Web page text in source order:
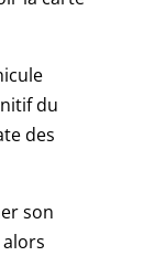
du
des
son
alors